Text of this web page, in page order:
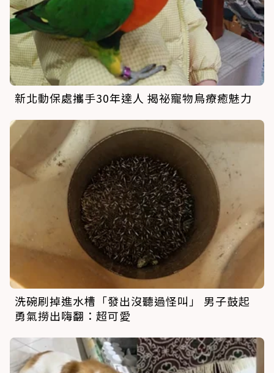
新北動保處攜手30年達人 揭祕寵物鳥療癒魅力
洗碗刷掉進水槽「發出沒聽過怪叫」 男子鼓起
勇氣撈出嗨翻：超可愛